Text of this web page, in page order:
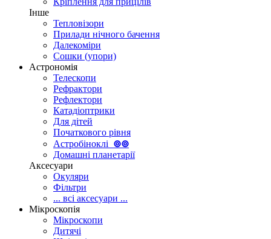
Інше
Тепловізори
Прилади нічного бачення
Далекоміри
Сошки (упори)
Астрономія
Телескопи
Рефрактори
Рефлектори
Катадіоптрики
Для дітей
Початкового рівня
Астробіноклі ⊚⊚
Домашні планетарії
Аксесуари
Окуляри
Фільтри
... всі аксесуари ...
Мікроскопія
Мікроскопи
Дитячі